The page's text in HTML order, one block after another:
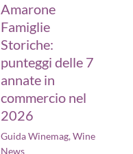
Amarone
Famiglie
Storiche:
punteggi delle 7
annate in
commercio nel
2026
Guida Winemag,Wine
News